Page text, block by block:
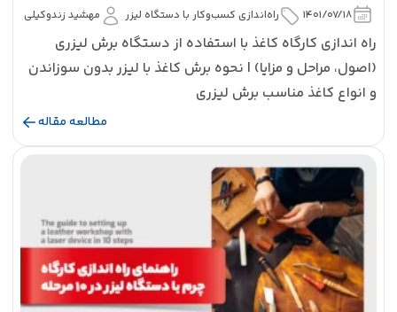
1401/07/18 راه‌اندازی کسب‌و‌کار با دستگاه لیزر مهشید زندوکیلی
راه اندازی کارگاه کاغذ با استفاده از دستگاه برش لیزری
(اصول، مراحل و مزایا) | نحوه برش کاغذ با لیزر بدون سوزاندن
و انواع کاغذ مناسب برش لیزری
مطالعه مقاله